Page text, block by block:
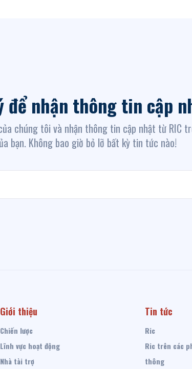
để nhận thông tin cập
chúng tôi và nhận thông tin cập nhật từ RIC
bạn. Không bao giờ bỏ lỡ bất kỳ tin tức nào!
Giới thiệu
Chiến lược
Lĩnh vực hoạt động
Nhà tài trợ
Tin tức
Ric
Ric trên các
thông